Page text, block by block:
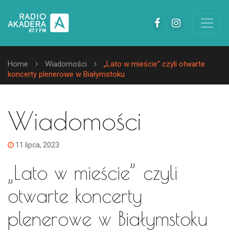
Home Wiadomości
„Lato w mieście” czyli otwarte
koncerty plenerowe w Białymstoku
Wiadomości
11 lipca, 2023
„Lato w mieście” czyli
otwarte koncerty
plenerowe w Białymstoku